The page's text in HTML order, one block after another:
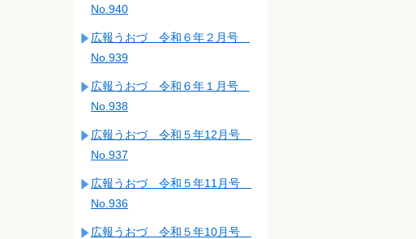
No.940
広報うおづ 令和６年２月号
No.939
広報うおづ 令和６年１月号
No.938
広報うおづ 令和５年12月号
No.937
広報うおづ 令和５年11月号
No.936
広報うおづ 令和５年10月号